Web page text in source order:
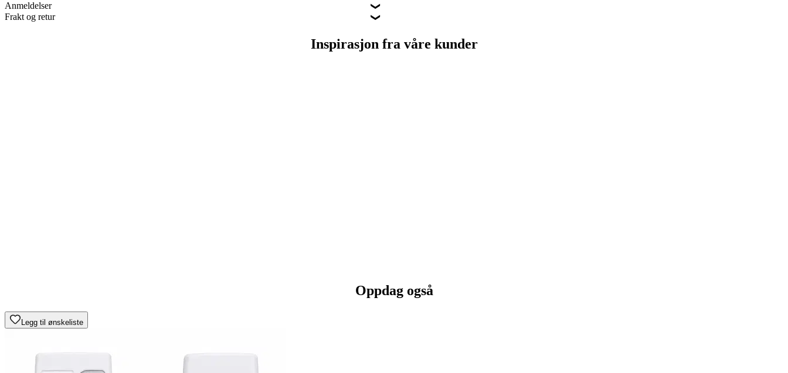
Anmeldelser
Frakt og retur
Inspirasjon fra våre kunder
Oppdag også
Legg til ønskeliste